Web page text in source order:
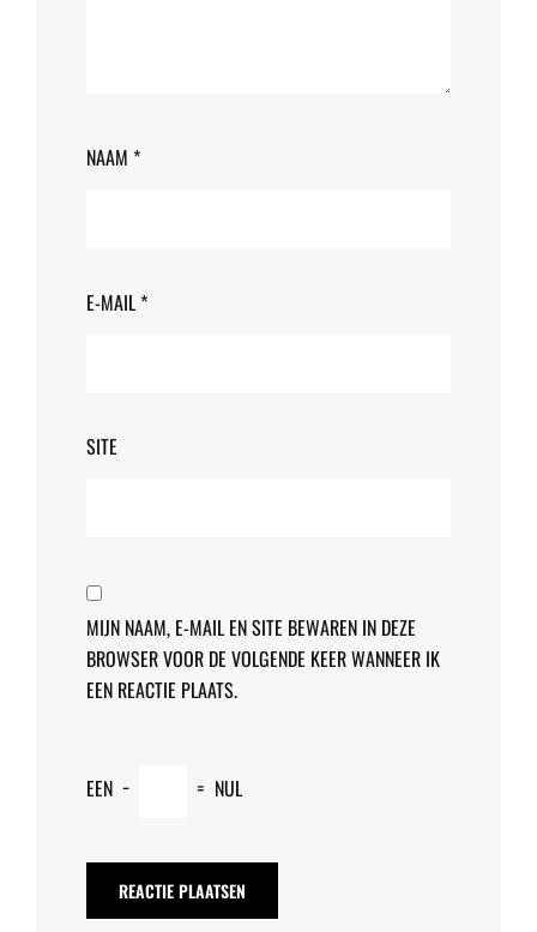
NAAM *
E-MAIL *
SITE
MIJN NAAM, E-MAIL EN SITE BEWAREN IN DEZE
BROWSER VOOR DE VOLGENDE KEER WANNEER IK
EEN REACTIE PLAATS.
EEN − = NUL